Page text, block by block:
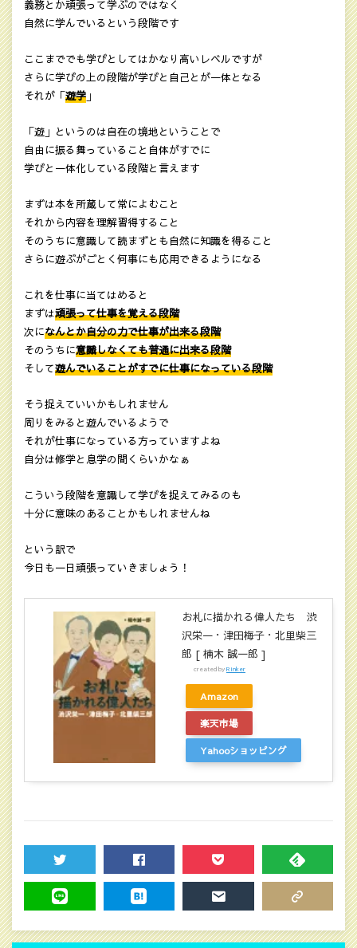
義務とか頑張って学ぶのではなく
自然に学んでいるという段階です
ここまででも学びとしてはかなり高いレベルですが
さらに学びの上の段階が学びと自己とが一体となる
それが「遊学 」
「遊」というのは自在の境地ということで
自由に振る舞っていること自体がすでに
学びと一体化している段階と言えます
まずは本を所蔵して常によむこと
それから内容を理解習得すること
そのうちに意識して読まずとも自然に知識を得ること
さらに遊ぶがごとく何事にも応用できるようになる
これを仕事に当てはめると
まずは頑張って仕事を覚える段階
次になんとか自分の力で仕事が出来る段階
そのうちに意識しなくても普通に出来る段階
そして遊んでいることがすでに仕事になっている段階
そう捉えていいかもしれません
周りをみると遊んでいるようで
それが仕事になっている方っていますよね
自分は修学と息学の間くらいかなぁ
こういう段階を意識して学びを捉えてみるのも
十分に意味のあることかもしれませんね
という訳で
今日も一日頑張っていきましょう！
お札に描かれる偉人たち 渋
沢栄一・津田梅子・北里柴三
郎 [ 楠木 誠一郎 ]
created byRinker
Amazon
楽天市場
Yahooショッピング
TWEET SHARE POCKET FEEDLY